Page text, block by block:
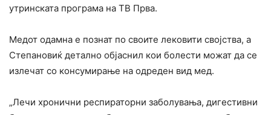
утринската програма на ТВ Прва.
Медот одамна е познат по своите лековити својства, а
Степановиќ детално објаснил кои болести можат да се
излечат со консумирање на одреден вид мед.
„Лечи хронични респираторни заболувања, дигестивни